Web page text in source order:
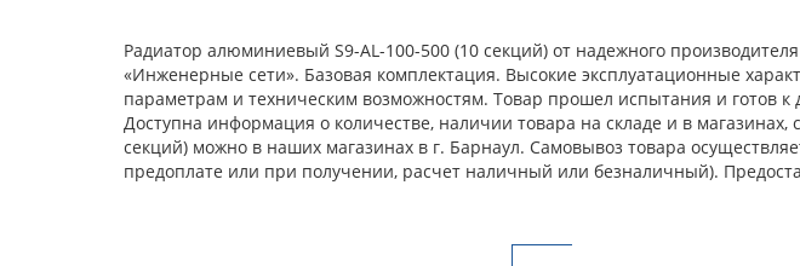
Радиатор алюминиевый S9-AL-100-500 (10 секций) от надежного
«Инженерные сети». Базовая комплектация. Высокие эксплуатационные
параметрам и техническим возможностям. Товар прошел испытания и готов к
Доступна информация о количестве, наличии товара на складе и в
секций) можно в наших магазинах в г. Барнаул. Самовывоз товара
предоплате или при получении, расчет наличный или безналичный).